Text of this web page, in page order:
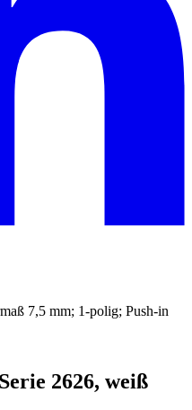
7,5 mm; 1-polig; Push-in
2626, weiß